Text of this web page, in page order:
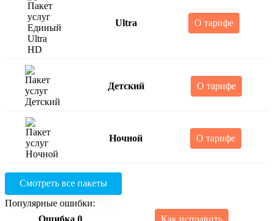
Ultra О тарифе
Детский О тарифе
Ночной О тарифе
Смотреть все пакеты
Популярные ошибки:
Ошибка 0
Как исправить